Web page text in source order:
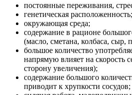
постоянные переживания,
генетическая расположенность;
окружающая среда;
содержание в рационе
(масло, сметана, колбаса, сыр,
большое количество
напрямую влияет на скорость
сторону увеличения);
содержание большого
приводит к хрупкости сосудов;